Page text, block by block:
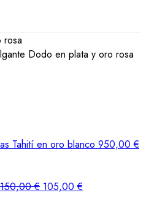
rosa
Dodo en plata y oro rosa
Tahití en oro blanco 950,00€
150,00€ 105,00€